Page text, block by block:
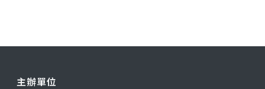
主辦單位